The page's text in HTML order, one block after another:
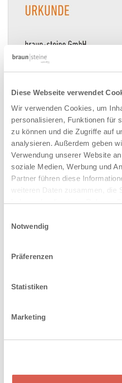
Diese Webseite verwendet
Wir verwenden Cookies, um
personalisieren, Funktionen für
zu können und die Zugriffe auf
analysieren. Außerdem geben
Verwendung unserer Website
soziale Medien, Werbung und
Partner führen diese
weiteren Daten zusammen, die
haben oder die sie im Rahmen
Cookies, wenn Sie unsere
Notwendig
Präferenzen
Statistiken
Marketing
265 kB